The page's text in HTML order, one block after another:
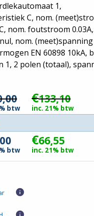
1,
C, nom.
nom. foutstroom 0.03A,
nom. (meet)spanning
EN 60898 10kA,
1, 2 polen (totaal),
btw
€133,10
inc. 21% btw
btw
€66,55
inc. 21% btw